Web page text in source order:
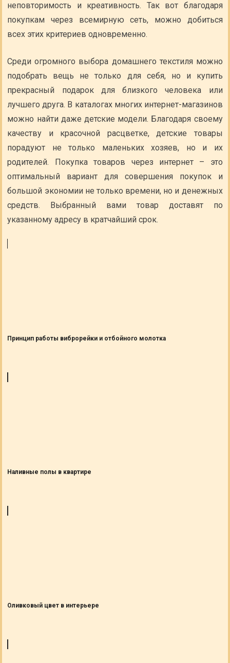
неповторимость и креативность. Так вот благодаря
покупкам через всемирную сеть, можно добиться
всех этих критериев одновременно.
Среди огромного выбора домашнего текстиля можно
подобрать вещь не только для себя, но и купить
прекрасный подарок для близкого человека или
лучшего друга. В каталогах многих интернет-магазинов
можно найти даже детские модели. Благодаря своему
качеству и красочной расцветке, детские товары
порадуют не только маленьких хозяев, но и их
родителей. Покупка товаров через интернет – это
оптимальный вариант для совершения покупок и
большой экономии не только времени, но и денежных
средств. Выбранный вами товар доставят по
указанному адресу в кратчайший срок.
Принцип работы виброрейки и отбойного молотка
Наливные полы в квартире
Оливковый цвет в интерьере